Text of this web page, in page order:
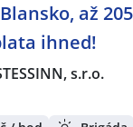
až 205
ihned!
s.r.o.